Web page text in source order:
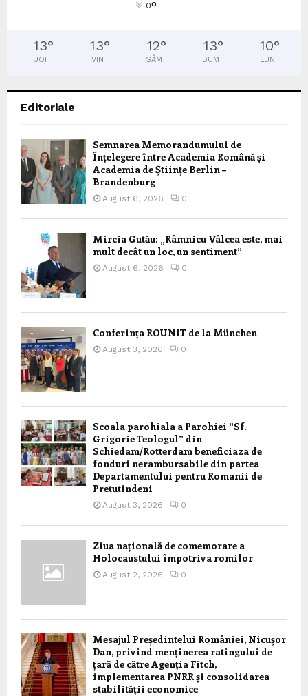
0°
13°
JOI
13°
VIN
12°
SÂM
13°
DUM
10°
LUN
Editoriale
Semnarea Memorandumului de
Înțelegere între Academia Română și
Academia de Științe Berlin –
Brandenburg
August 6, 2026 0
Mircia Gutău: „Râmnicu Vâlcea este, mai
mult decât un loc, un sentiment”
August 6, 2026 0
Conferința ROUNIT de la München
August 3, 2026 0
Scoala parohiala a Parohiei “Sf.
Grigorie Teologul” din
Schiedam/Rotterdam beneficiaza de
fonduri nerambursabile din partea
Departamentului pentru Romanii de
Pretutindeni
August 3, 2026 0
Ziua națională de comemorare a
Holocaustului împotriva romilor
August 2, 2026 0
Mesajul Președintelui României, Nicușor
Dan, privind menținerea ratingului de
țară de către Agenția Fitch,
implementarea PNRR și consolidarea
stabilității economice